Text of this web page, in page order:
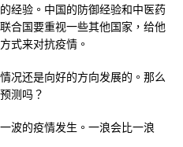
经验。中国的防御经验和中医药
合国要重视一些其他国家，给他
式来对抗疫情。
况还是向好的方向发展的。那么
测吗？
波的疫情发生。一浪会比一浪